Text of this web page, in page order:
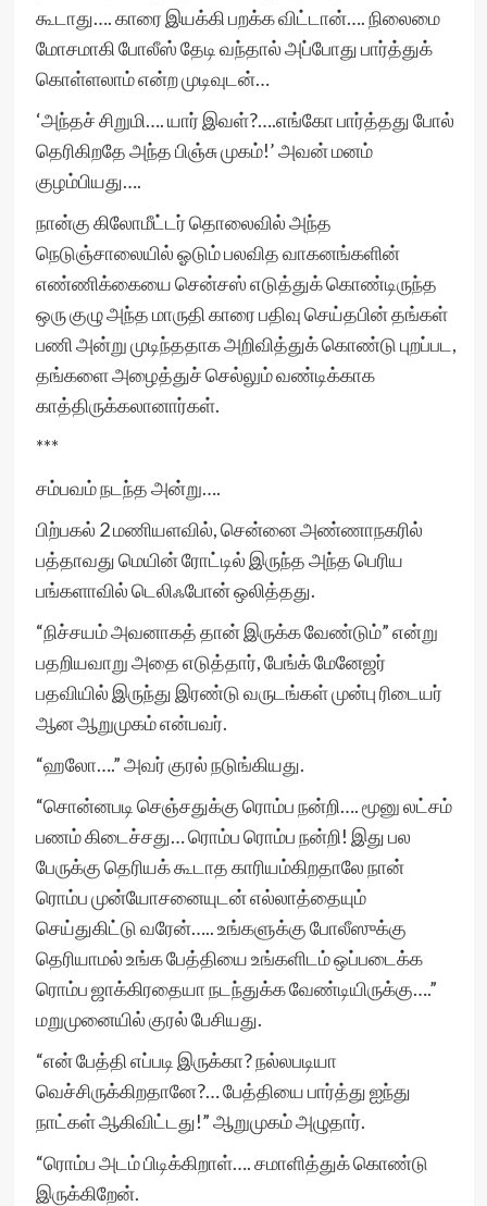
கூடாது…. காரை இயக்கி பறக்க விட்டான்…. நிலைமை
மோசமாகி போலீஸ் தேடி வந்தால் அப்போது பார்த்துக்
கொள்ளலாம் என்ற முடிவுடன்…
‘அந்தச் சிறுமி…. யார் இவள்?….எங்கோ பார்த்தது போல்
தெரிகிறதே அந்த பிஞ்சு முகம்!’ அவன் மனம்
குழம்பியது….
நான்கு கிலோமீட்டர் தொலைவில் அந்த
நெடுஞ்சாலையில் ஓடும் பலவித வாகனங்களின்
எண்ணிக்கையை சென்சஸ் எடுத்துக் கொண்டிருந்த
ஒரு குழு அந்த மாருதி காரை பதிவு செய்தபின் தங்கள்
பணி அன்று முடிந்ததாக அறிவித்துக் கொண்டு புறப்பட,
தங்களை அழைத்துச் செல்லும் வண்டிக்காக
காத்திருக்கலானார்கள்.
***
சம்பவம் நடந்த அன்று….
பிற்பகல் 2 மணியளவில், சென்னை அண்ணாநகரில்
பத்தாவது மெயின் ரோட்டில் இருந்த அந்த பெரிய
பங்களாவில் டெலிஃபோன் ஒலித்தது.
“நிச்சயம் அவனாகத் தான் இருக்க வேண்டும்” என்று
பதறியவாறு அதை எடுத்தார், பேங்க் மேனேஜர்
பதவியில் இருந்து இரண்டு வருடங்கள் முன்பு ரிடையர்
ஆன ஆறுமுகம் என்பவர்.
“ஹலோ….” அவர் குரல் நடுங்கியது.
“சொன்னபடி செஞ்சதுக்கு ரொம்ப நன்றி…. மூனு லட்சம்
பணம் கிடைச்சது… ரொம்ப ரொம்ப நன்றி! இது பல
பேருக்கு தெரியக் கூடாத காரியம்கிறதாலே நான்
ரொம்ப முன்யோசனையுடன் எல்லாத்தையும்
செய்துகிட்டு வரேன்….. உங்களுக்கு போலீஸுக்கு
தெரியாமல் உங்க பேத்தியை உங்களிடம் ஒப்படைக்க
ரொம்ப ஜாக்கிரதையா நடந்துக்க வேண்டியிருக்கு….”
மறுமுனையில் குரல் பேசியது.
“என் பேத்தி எப்படி இருக்கா? நல்லபடியா
வெச்சிருக்கிறதானே?… பேத்தியை பார்த்து ஐந்து
நாட்கள் ஆகிவிட்டது!” ஆறுமுகம் அழுதார்.
“ரொம்ப அடம் பிடிக்கிறாள்…. சமாளித்துக் கொண்டு
இருக்கிறேன்.